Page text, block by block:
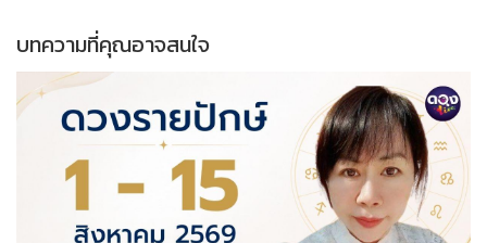
บทความที่คุณอาจสนใจ